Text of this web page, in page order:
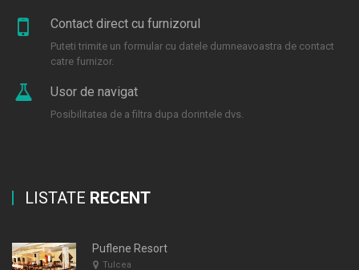
Contact direct cu furnizorul
Puteti trimite un formular cu datele dumneavoastra de contact
catre furnizor.
Usor de navigat
Posibilitatea de a filtra dupa dorintele dvs.
LISTATE RECENT
Puflene Resort
Tulcea